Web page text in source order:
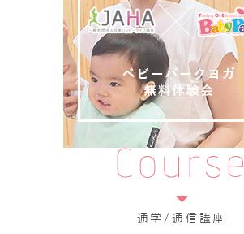
Course
通学/通信講座